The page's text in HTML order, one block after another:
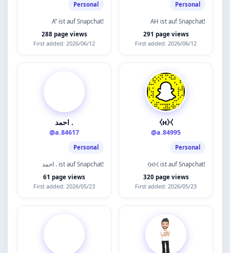
Personal
A” ist auf Snapchat!
288 page views
First added: 2026/06/12
Personal
AH ist auf Snapchat!
291 page views
First added: 2026/06/12
احمد .
@a.84617
Personal
احمد . ist auf Snapchat!
61 page views
First added: 2026/05/23
⧼н⧽⧼
@a.84995
Personal
⧼н⧽⧼ ist auf Snapchat!
320 page views
First added: 2026/05/23